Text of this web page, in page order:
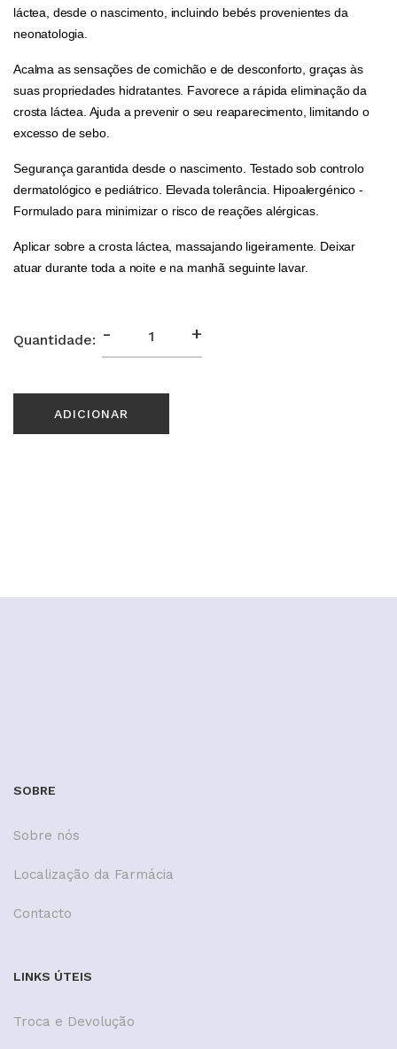
láctea, desde o nascimento, incluindo bebés provenientes da
neonatologia.
Acalma as sensações de comichão e de desconforto, graças às
suas propriedades hidratantes. Favorece a rápida eliminação da
crosta láctea. Ajuda a prevenir o seu reaparecimento, limitando o
excesso de sebo.
Segurança garantida desde o nascimento. Testado sob controlo
dermatológico e pediátrico. Elevada tolerância. Hipoalergénico -
Formulado para minimizar o risco de reações alérgicas.
Aplicar sobre a crosta láctea, massajando ligeiramente. Deixar
atuar durante toda a noite e na manhã seguinte lavar.
Quantidade: - +
ADICIONAR
SOBRE
Sobre nós
Localização da Farmácia
Contacto
LINKS ÚTEIS
Troca e Devolução